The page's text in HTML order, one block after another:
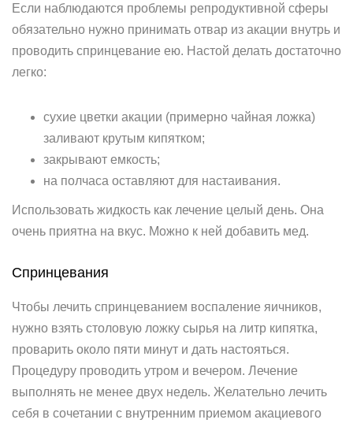
Если наблюдаются проблемы репродуктивной сферы
обязательно нужно принимать отвар из акации внутрь и
проводить спринцевание ею. Настой делать достаточно
легко:
сухие цветки акации (примерно чайная ложка)
заливают крутым кипятком;
закрывают емкость;
на полчаса оставляют для настаивания.
Использовать жидкость как лечение целый день. Она
очень приятна на вкус. Можно к ней добавить мед.
Спринцевания
Чтобы лечить спринцеванием воспаление яичников,
нужно взять столовую ложку сырья на литр кипятка,
проварить около пяти минут и дать настояться.
Процедуру проводить утром и вечером. Лечение
выполнять не менее двух недель. Желательно лечить
себя в сочетании с внутренним приемом акациевого